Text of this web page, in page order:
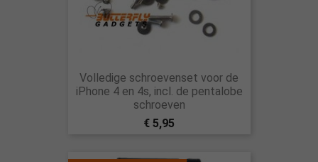
Volledige schroevenset voor de
iPhone 4 en 4s, incl. de pentalobe
schroeven
€ 5,95